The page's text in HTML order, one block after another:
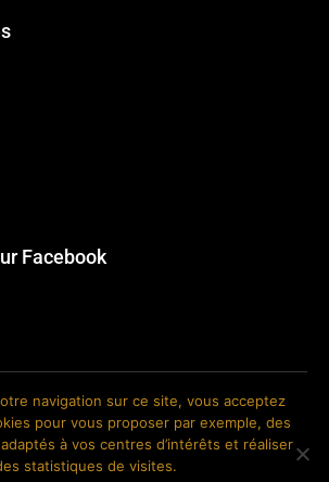
Facebook
Factory. Site web réalisé par Roland CAUVIN.
navigation sur ce site, vous acceptez
pour vous proposer par exemple, des
à vos centres d’intérêts et réaliser
statistiques de visites.